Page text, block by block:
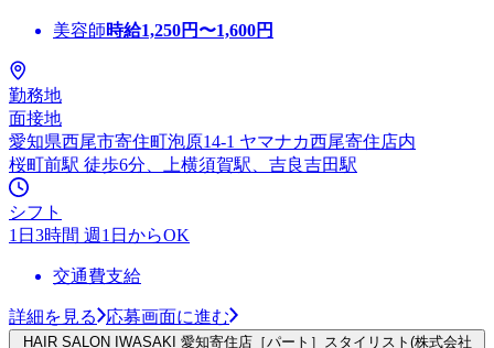
美容師時給1,250円〜1,600円
勤務地
面接地
愛知県西尾市寄住町泡原14-1 ヤマナカ西尾寄住店内
桜町前駅 徒歩6分、上横須賀駅、吉良吉田駅
シフト
1日3時間 週1日からOK
交通費支給
詳細を見る 応募画面に進む
HAIR SALON IWASAKI 愛知寄住店［パート］スタイリスト(株式会社